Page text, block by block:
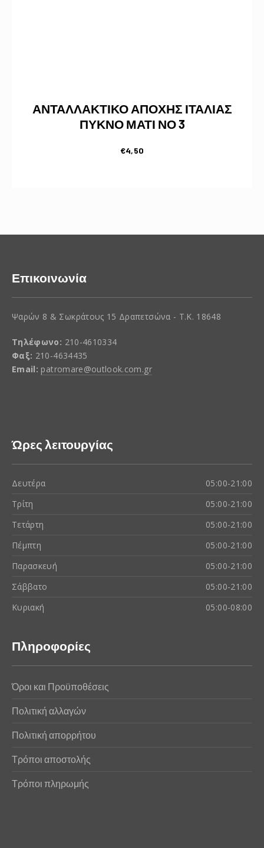
ΑΝΤΑΛΛΑΚΤΙΚΟ ΑΠΟΧΗΣ ΙΤΑΛΙΑΣ
ΠΥΚΝΟ ΜΑΤΙ ΝΟ 3
€4,50
Επικοινωνία
Ψαρών 8 & Σωκράτους 15 Δραπετσώνα - Τ.Κ. 18648
Τηλέφωνο: 210-4610334
Φαξ: 210-4634435
Email: patromare@outlook.com.gr
Ώρες λειτουργίας
Δευτέρα
05:00-21:00
Τρίτη
05:00-21:00
Τετάρτη
05:00-21:00
Πέμπτη
05:00-21:00
Παρασκευή
05:00-21:00
Σάββατο
05:00-21:00
Κυριακή
05:00-08:00
Πληροφορίες
Όροι και Προϋποθέσεις
Πολιτική αλλαγών
Πολιτική απορρήτου
Τρόποι αποστολής
Τρόποι πληρωμής